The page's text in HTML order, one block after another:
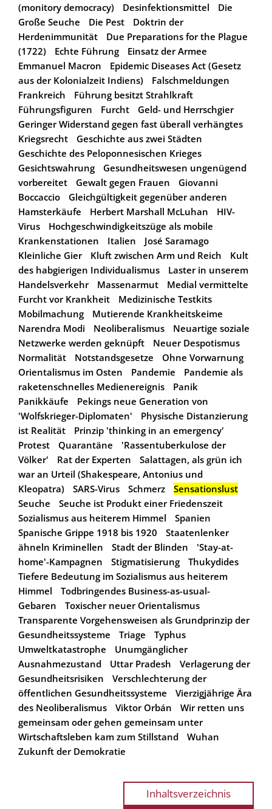
(monitory democracy)
Desinfektionsmittel
Die
Große Seuche
Die Pest
Doktrin der
Herdenimmunität
Due Preparations for the Plague
(1722)
Echte Führung
Einsatz der Armee
Emmanuel Macron
Epidemic Diseases Act (Gesetz
aus der Kolonialzeit Indiens)
Falschmeldungen
Frankreich
Führung besitzt Strahlkraft
Führungsfiguren
Furcht
Geld- und Herrschgier
Geringer Widerstand gegen fast überall verhängtes
Kriegsrecht
Geschichte aus zwei Städten
Geschichte des Peloponnesischen Krieges
Gesichtswahrung
Gesundheitswesen ungenügend
vorbereitet
Gewalt gegen Frauen
Giovanni
Boccaccio
Gleichgültigkeit gegenüber anderen
Hamsterkäufe
Herbert Marshall McLuhan
HIV-
Virus
Hochgeschwindigkeitszüge als mobile
Krankenstationen
Italien
José Saramago
Kleinliche Gier
Kluft zwischen Arm und Reich
Kult
des habgierigen Individualismus
Laster in unserem
Handelsverkehr
Massenarmut
Medial vermittelte
Furcht vor Krankheit
Medizinische Testkits
Mobilmachung
Mutierende Krankheitskeime
Narendra Modi
Neoliberalismus
Neuartige soziale
Netzwerke werden geknüpft
Neuer Despotismus
Normalität
Notstandsgesetze
Ohne Vorwarnung
Orientalismus im Osten
Pandemie
Pandemie als
raketenschnelles Medienereignis
Panik
Panikkäufe
Pekings neue Generation von
'Wolfskrieger-Diplomaten'
Physische Distanzierung
ist Realität
Prinzip 'thinking in an emergency'
Protest
Quarantäne
'Rassentuberkulose der
Völker'
Rat der Experten
Salattagen, als grün ich
war an Urteil (Shakespeare, Antonius und
Kleopatra)
SARS-Virus Schmerz
Sensationslust
Seuche
Seuche ist Produkt einer Friedenszeit
Sozialismus aus heiterem Himmel
Spanien
Spanische Grippe 1918 bis 1920
Staatenlenker
ähneln Kriminellen
Stadt der Blinden
'Stay-at-
home'-Kampagnen
Stigmatisierung
Thukydides
Tiefere Bedeutung im Sozialismus aus heiterem
Himmel
Todbringendes Business-as-usual-
Gebaren
Toxischer neuer Orientalismus
Transparente Vorgehensweisen als Grundprinzip der
Gesundheitssysteme
Triage
Typhus
Umweltkatastrophe
Unumgänglicher
Ausnahmezustand
Uttar Pradesh
Verlagerung der
Gesundheitsrisiken
Verschlechterung der
öffentlichen Gesundheitssysteme
Vierzigjährige Ära
des Neoliberalismus
Viktor Orbán
Wir retten uns
gemeinsam oder gehen gemeinsam unter
Wirtschaftsleben kam zum Stillstand
Wuhan
Zukunft der Demokratie
Inhaltsverzeichnis